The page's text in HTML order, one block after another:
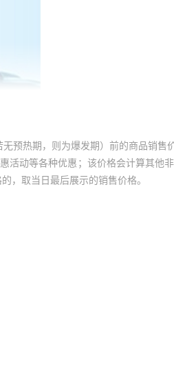
预热期，则为爆发期）前的商品销售
活动等各种优惠；该价格会计算其他
，取当日最后展示的销售价格。